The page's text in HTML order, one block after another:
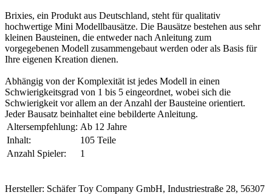
Brixies, ein Produkt aus Deutschland, steht für qualitativ
hochwertige Mini Modellbausätze. Die Bausätze bestehen aus sehr
kleinen Bausteinen, die entweder nach Anleitung zum
vorgegebenen Modell zusammengebaut werden oder als Basis für
Ihre eigenen Kreation dienen.
Abhängig von der Komplexität ist jedes Modell in einen
Schwierigkeitsgrad von 1 bis 5 eingeordnet, wobei sich die
Schwierigkeit vor allem an der Anzahl der Bausteine orientiert.
Jeder Bausatz beinhaltet eine bebilderte Anleitung.
Altersempfehlung: Ab 12 Jahre
Inhalt:
105 Teile
Anzahl Spieler:
1
Hersteller: Schäfer Toy Company GmbH, Industriestraße 28, 56307